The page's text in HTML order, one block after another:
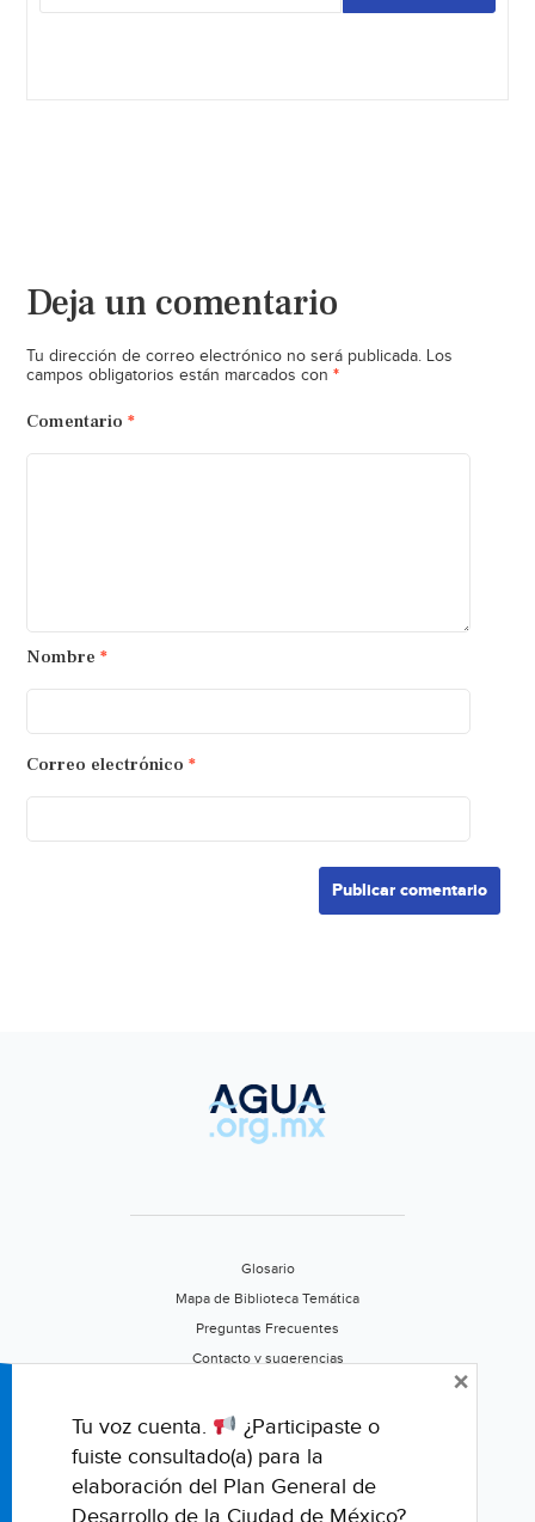
Deja un comentario
Tu dirección de correo electrónico no será publicada. Los
campos obligatorios están marcados con *
Comentario *
Nombre *
Correo electrónico *
Glosario
Mapa de Biblioteca Temática
Preguntas Frecuentes
Contacto y sugerencias
Califica este portal
Tu voz cuenta.
¿Participaste o
fuiste consultado(a) para la
elaboración del Plan General de
Desarrollo de la Ciudad de México?
×